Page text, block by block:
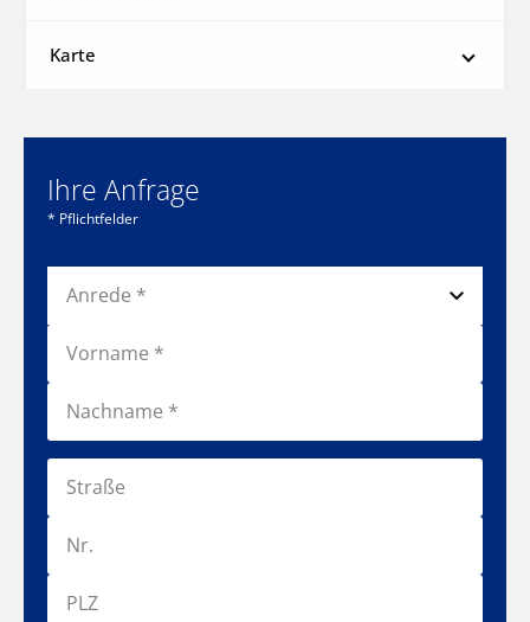
Karte
Ihre Anfrage
* Pflichtfelder